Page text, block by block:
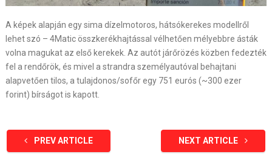
A képek alapján egy sima dízelmotoros, hátsókerekes modellről
lehet szó – 4Matic összkerékhajtással vélhetően mélyebbre ásták
volna magukat az első kerekek. Az autót járőrözés közben fedezték
fel a rendőrök, és mivel a strandra személyautóval behajtani
alapvetően tilos, a tulajdonos/sofőr egy 751 eurós (~300 ezer
forint) bírságot is kapott.
PREV ARTICLE NEXT ARTICLE